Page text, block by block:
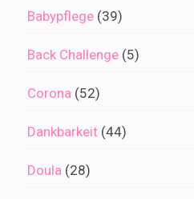
Babypflege (39)
Back Challenge (5)
Corona (52)
Dankbarkeit (44)
Doula (28)